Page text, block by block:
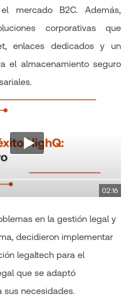
mercado B2C. Además,
corporativas que
enlaces dedicados y un
el almacenamiento seguro
02:16
en la gestión legal y
decidieron implementar
legaltech para el
que se adaptó
sus necesidades.